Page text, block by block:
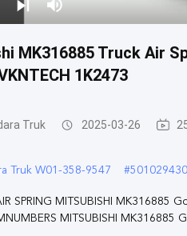
MK316885 Truck Air
1K2473
Truk 2025-03-26
Truk W01-358-9547 #
SPRING MITSUBISHI
MITSUBISHI